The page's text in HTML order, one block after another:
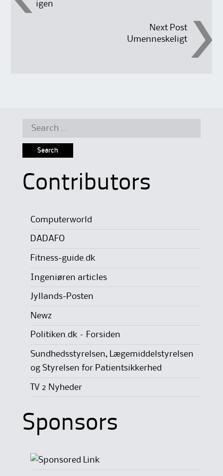
navigation
igen
Next Post
Umenneskeligt
Search
Contributors
Computerworld
DADAFO
Fitness-guide.dk
Ingeniøren articles
Jyllands-Posten
Newz
Politiken.dk – Forsiden
Sundhedsstyrelsen, Lægemiddelstyrelsen
og Styrelsen for Patientsikkerhed
TV 2 Nyheder
Sponsors